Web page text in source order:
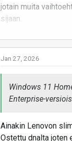
jotain muita
sijaan.
Jan 27, 2026
Windows 11
Enterprise-
Ainakin Lenovon
Ostettu dnalta joten